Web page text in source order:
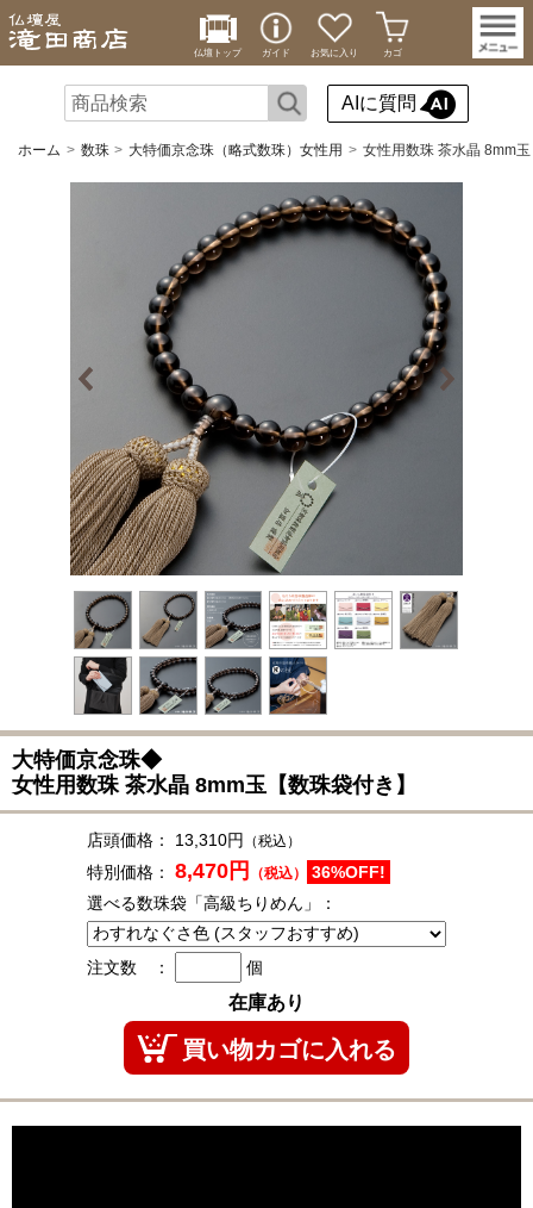
仏壇トップ ガイド お気に入り カゴ
AIに質問
ホーム 数珠 大特価京念珠（略式数珠）女性用 女性用数珠 茶水晶 8mm玉
大特価京念珠◆
女性用数珠 茶水晶 8mm玉【数珠袋付き】
店頭価格： 13,310円 （税込）
特別価格： 8,470円 （税込）
36%OFF!
選べる数珠袋「高級ちりめん」：
注文数 ： 個
在庫あり